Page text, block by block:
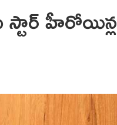
స్టార్ హీరోయిన్ల